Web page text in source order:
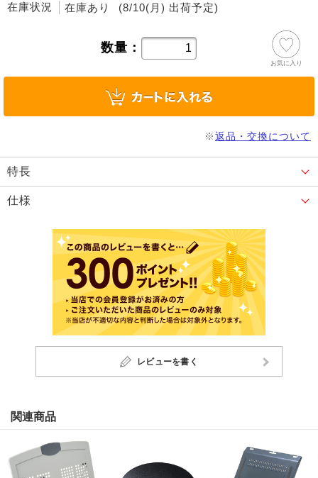
在庫状況 在庫あり (8/10(月) 出荷予定)
数量：
お気に入り
※返品・交換について
特長
仕様
レビューを書く
関連商品